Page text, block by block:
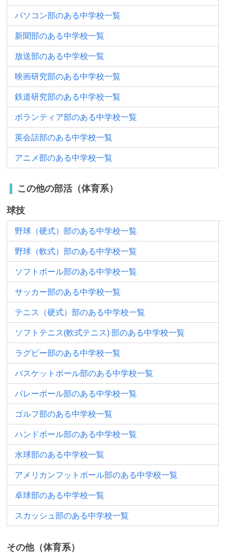
パソコン部のある中学校一覧
新聞部のある中学校一覧
放送部のある中学校一覧
映画研究部のある中学校一覧
鉄道研究部のある中学校一覧
ボランティア部のある中学校一覧
英会話部のある中学校一覧
アニメ部のある中学校一覧
この他の部活（体育系）
球技
野球（硬式）部のある中学校一覧
野球（軟式）部のある中学校一覧
ソフトボール部のある中学校一覧
サッカー部のある中学校一覧
テニス（硬式）部のある中学校一覧
ソフトテニス(軟式テニス) 部のある中学校一覧
ラグビー部のある中学校一覧
バスケットボール部のある中学校一覧
バレーボール部のある中学校一覧
ゴルフ部のある中学校一覧
ハンドボール部のある中学校一覧
水球部のある中学校一覧
アメリカンフットボール部のある中学校一覧
卓球部のある中学校一覧
スカッシュ部のある中学校一覧
その他（体育系）